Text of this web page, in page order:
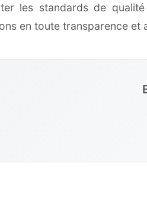
les standards de
en toute transparence et